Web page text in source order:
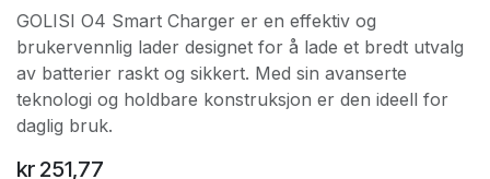
GOLISI O4 Smart Charger er en effektiv og
brukervennlig lader designet for å lade et bredt utvalg
av batterier raskt og sikkert. Med sin avanserte
teknologi og holdbare konstruksjon er den ideell for
daglig bruk.
kr 251,77